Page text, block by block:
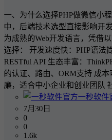
一、为什么选择PHP做微信小
中，后端技术选型直接影响开
为成熟的Web开发语言，凭借
选择： 开发速度快：PHP语法
RESTful API 生态丰富：
的认证、路由、ORM支持 成
廉，适合中小企业和创业团队
一秒软件
7月30日
0
0
1.6k